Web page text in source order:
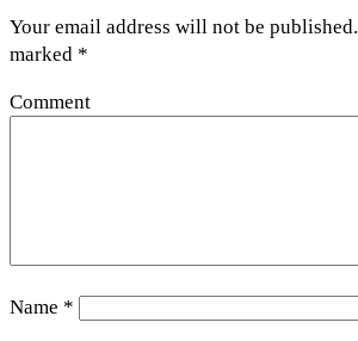
Your email address will not be published.
marked *
Comment
Name *